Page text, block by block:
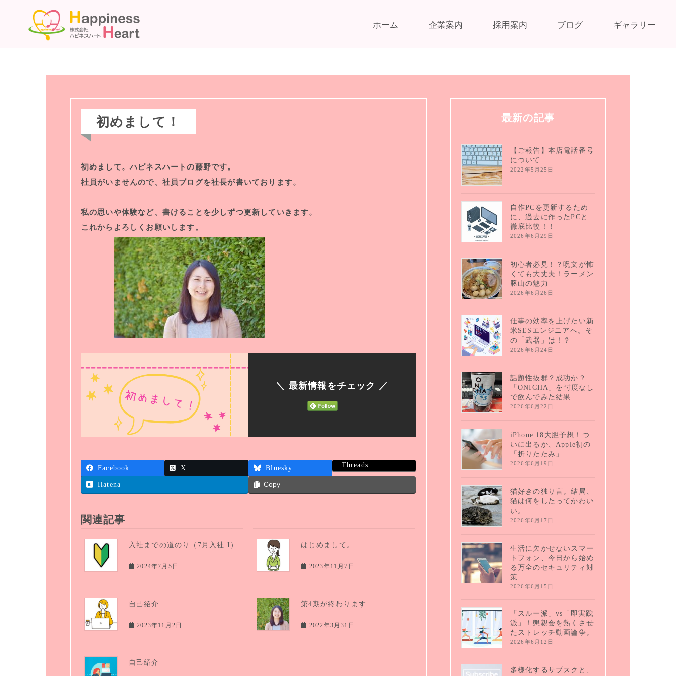
ホーム 企業案内 採用案内 ブログ ギャラリー
初めまして！
初めまして。ハピネスハートの藤野です。
社員がいませんので、社員ブログを社長が書いております。
私の思いや体験など、書けることを少しずつ更新していきます。
これからよろしくお願いします。
＼ 最新情報をチェック ／
Facebook X Bluesky Threads
Hatena Copy
関連記事
入社までの道のり（7月入社 I）
2024年7月5日
はじめまして。
2023年11月7日
自己紹介
2023年11月2日
第4期が終わります
2022年3月31日
自己紹介
最新の記事
【ご報告】本店電話番号
について
2022年5月25日
自作PCを更新するため
に、過去に作ったPCと
徹底比較！！
2026年6月29日
初心者必見！？呪文が怖
くても大丈夫！ラーメン
豚山の魅力
2026年6月26日
仕事の効率を上げたい新
米SESエンジニアへ。そ
の「武器」は！？
2026年6月24日
話題性抜群？成功か？
「ONICHA」を忖度なし
で飲んでみた結果…
2026年6月22日
iPhone 18大胆予想！つ
いに出るか、Apple初の
「折りたたみ」
2026年6月19日
猫好きの独り言。結局、
猫は何をしたってかわい
い。
2026年6月17日
生活に欠かせないスマー
トフォン、今日から始め
る万全のセキュリティ対
策
2026年6月15日
「スルー派」vs「即実践
派」！懇親会を熱くさせ
たストレッチ動画論争。
2026年6月12日
多様化するサブスクと、